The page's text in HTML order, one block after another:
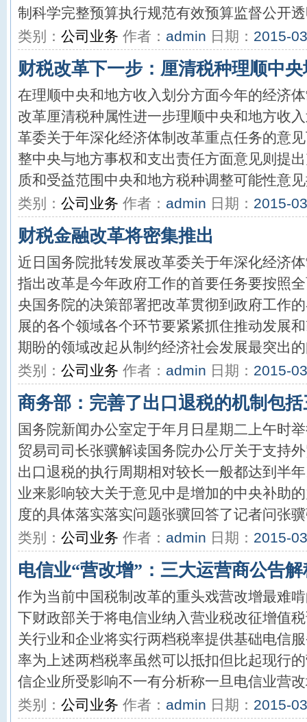
制科学完整预算执行规范有效预算监督公开
类别： 公司业务 作者： admin 日期： 2015-
财税改革下一步：厘清税种理顺中
在理顺中央和地方收入划分方面今年的经济
改革厘清税种属性进一步理顺中央和地方收
革委关于年深化经济体制改革重点任务的意
整中央与地方事权和支出责任方面意见则提
质和受益范围中央和地方税种调整可能性意
类别： 公司业务 作者： admin 日期： 2015-
财税金融改革将密集推出
近日国务院批转发展改革委关于年深化经济
指出改革是今年政府工作的首要任务要按照
央国务院的决策部署把改革贯彻到政府工作
展的各个领域各个环节要紧紧抓住推动发展
期盼的领域改起从制约经济社会发展最突出
类别： 公司业务 作者： admin 日期： 2015-
商务部：完善了出口退税的机制包
国务院新闻办公室定于年月日星期二上午时
贸易司司长张骥解读国务院办公厅关于支持
出口退税的执行周期相对较长一般都达到半
业来影响较大关于意见中是增加的中央补助
度的具体落实落实问题张骥回答了记者问张
类别： 公司业务 作者： admin 日期： 2015-
电信业“营改增”：三大运营商公告
作为当前中国税制改革的重头戏营改增最难
下财政部关于将电信业纳入营业税改征增值
关行业和企业将实行两档税率提供基础电信
率为上述两档税率虽然可以抵扣但比起现行
信企业所受影响不一有分析称一旦电信业营
类别： 公司业务 作者： admin 日期： 2015-